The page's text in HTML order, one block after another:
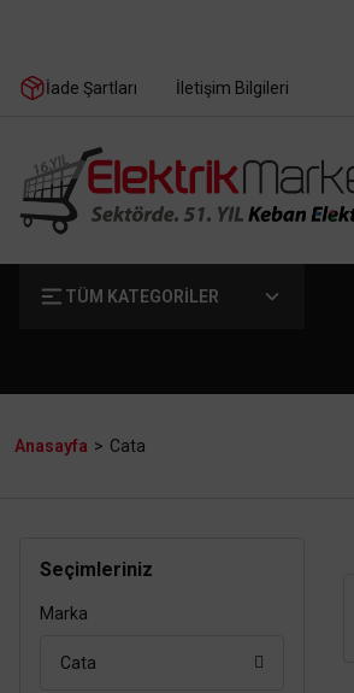
İade Şartları İletişim Bilgileri
TÜM KATEGORİLER
Anasayfa Cata
Seçimleriniz
Marka
Cata